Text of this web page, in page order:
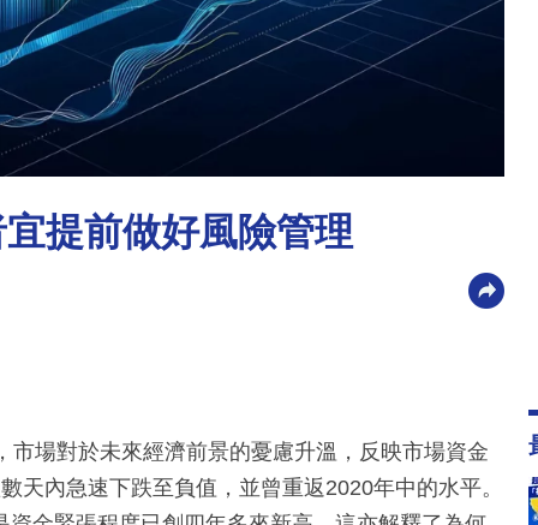
提前做好風險管理
場對於未來經濟前景的憂慮升溫，反映市場資金
天內急速下跌至負值，並曾重返2020年中的水平。